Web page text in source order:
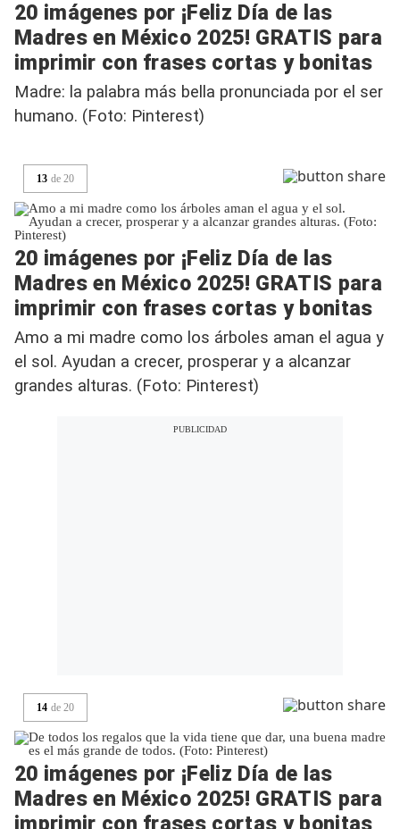
20 imágenes por ¡Feliz Día de las
Madres en México 2025! GRATIS para
imprimir con frases cortas y bonitas
Madre: la palabra más bella pronunciada por el ser
humano. (Foto: Pinterest)
13 de 20
20 imágenes por ¡Feliz Día de las
Madres en México 2025! GRATIS para
imprimir con frases cortas y bonitas
Amo a mi madre como los árboles aman el agua y
el sol. Ayudan a crecer, prosperar y a alcanzar
grandes alturas. (Foto: Pinterest)
14 de 20
20 imágenes por ¡Feliz Día de las
Madres en México 2025! GRATIS para